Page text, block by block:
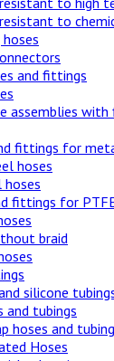
to
and fittings
assemblies
fittings for
hoses
hoses
fittings for
braid
silicone
and tubings
hoses and
Hoses